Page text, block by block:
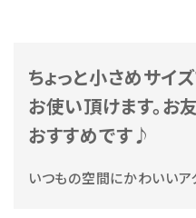
ちょっと小さめサイ
お使い頂けます。お
おすすめです♪
いつもの空間にかわいい